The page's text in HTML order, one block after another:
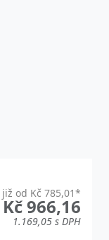
již od Kč 785,01*
Kč 966,16
1.169,05 s DPH